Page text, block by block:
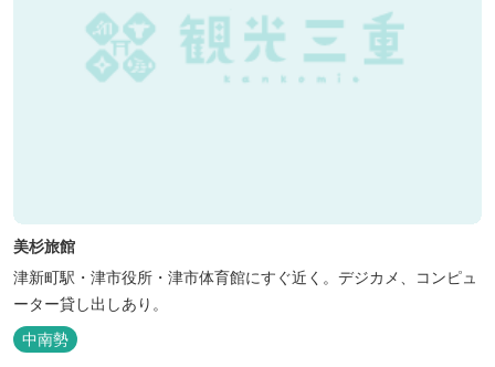
美杉旅館
津新町駅・津市役所・津市体育館にすぐ近く。デジカメ、コンピュ
ーター貸し出しあり。
中南勢